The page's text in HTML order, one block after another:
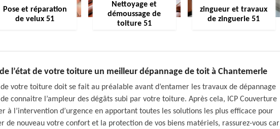
Pose et réparation
de velux 51
Nettoyage et
démoussage de
toiture 51
zingueur et travaux
de zinguerie 51
l’état de votre toiture un meilleur dépannage de toit à Chantemerle
votre toiture doit se fait au préalable avant d’entamer les travaux de dépannage
connaitre l’ampleur des dégâts subi par votre toiture. Après cela, ICP Couverture
à l’intervention d’urgence en apportant toutes les solutions les plus efficace pour
de nouveau votre confort et la protection de vos biens matériels, rassurez-vous car